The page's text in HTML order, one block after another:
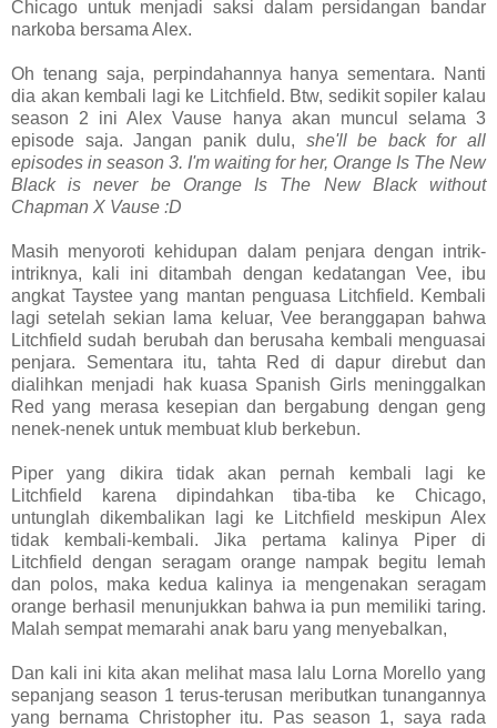
Chicago untuk menjadi saksi dalam persidangan bandar
narkoba bersama Alex.
Oh tenang saja, perpindahannya hanya sementara. Nanti
dia akan kembali lagi ke Litchfield. Btw, sedikit sopiler kalau
season 2 ini Alex Vause hanya akan muncul selama 3
episode saja. Jangan panik dulu, she'll be back for all
episodes in season 3. I'm waiting for her, Orange Is The New
Black is never be Orange Is The New Black without
Chapman X Vause :D
Masih menyoroti kehidupan dalam penjara dengan intrik-
intriknya, kali ini ditambah dengan kedatangan Vee, ibu
angkat Taystee yang mantan penguasa Litchfield. Kembali
lagi setelah sekian lama keluar, Vee beranggapan bahwa
Litchfield sudah berubah dan berusaha kembali menguasai
penjara. Sementara itu, tahta Red di dapur direbut dan
dialihkan menjadi hak kuasa Spanish Girls meninggalkan
Red yang merasa kesepian dan bergabung dengan geng
nenek-nenek untuk membuat klub berkebun.
Piper yang dikira tidak akan pernah kembali lagi ke
Litchfield karena dipindahkan tiba-tiba ke Chicago,
untunglah dikembalikan lagi ke Litchfield meskipun Alex
tidak kembali-kembali. Jika pertama kalinya Piper di
Litchfield dengan seragam orange nampak begitu lemah
dan polos, maka kedua kalinya ia mengenakan seragam
orange berhasil menunjukkan bahwa ia pun memiliki taring.
Malah sempat memarahi anak baru yang menyebalkan,
Dan kali ini kita akan melihat masa lalu Lorna Morello yang
sepanjang season 1 terus-terusan meributkan tunangannya
yang bernama Christopher itu. Pas season 1, saya rada